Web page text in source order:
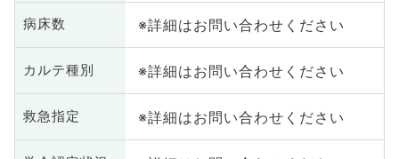
病床数 ※詳細はお問い合わせください
カルテ種別 ※詳細はお問い合わせください
救急指定 ※詳細はお問い合わせください